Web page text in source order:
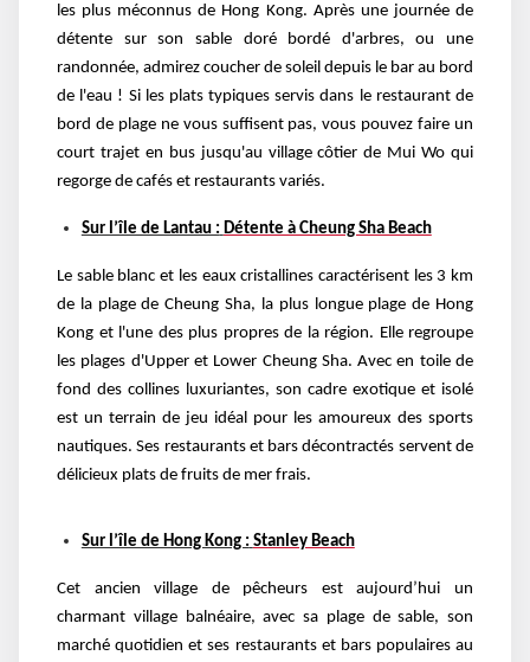
les plus méconnus de Hong Kong. Après une journée de
détente sur son sable doré bordé d'arbres, ou une
randonnée, admirez coucher de soleil depuis le bar au bord
de l'eau ! Si les plats typiques servis dans le restaurant de
bord de plage ne vous suffisent pas, vous pouvez faire un
court trajet en bus jusqu'au village côtier de Mui Wo qui
regorge de cafés et restaurants variés.
Sur l’île de Lantau : Détente à Cheung Sha Beach
Le sable blanc et les eaux cristallines caractérisent les 3 km
de la plage de Cheung Sha, la plus longue plage de Hong
Kong et l'une des plus propres de la région. Elle regroupe
les plages d'Upper et Lower Cheung Sha. Avec en toile de
fond des collines luxuriantes, son cadre exotique et isolé
est un terrain de jeu idéal pour les amoureux des sports
nautiques. Ses restaurants et bars décontractés servent de
délicieux plats de fruits de mer frais.
Sur l’île de Hong Kong : Stanley Beach
Cet ancien village de pêcheurs est aujourd’hui un
charmant village balnéaire, avec sa plage de sable, son
marché quotidien et ses restaurants et bars populaires au